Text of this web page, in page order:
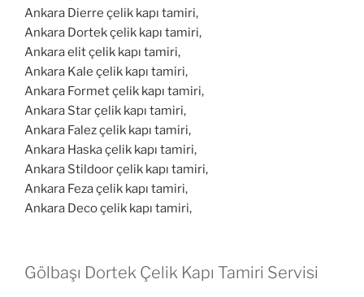
Ankara Dierre çelik kapı tamiri,
Ankara Dortek çelik kapı tamiri,
Ankara elit çelik kapı tamiri,
Ankara Kale çelik kapı tamiri,
Ankara Formet çelik kapı tamiri,
Ankara Star çelik kapı tamiri,
Ankara Falez çelik kapı tamiri,
Ankara Haska çelik kapı tamiri,
Ankara Stildoor çelik kapı tamiri,
Ankara Feza çelik kapı tamiri,
Ankara Deco çelik kapı tamiri,
Gölbaşı Dortek Çelik Kapı Tamiri Servisi